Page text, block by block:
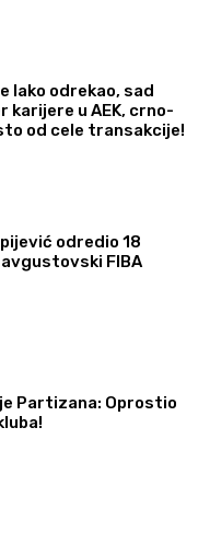
lako odrekao, sad
u AEK, crno-
od cele transakcije!
odredio 18
FIBA
Partizana: Oprostio